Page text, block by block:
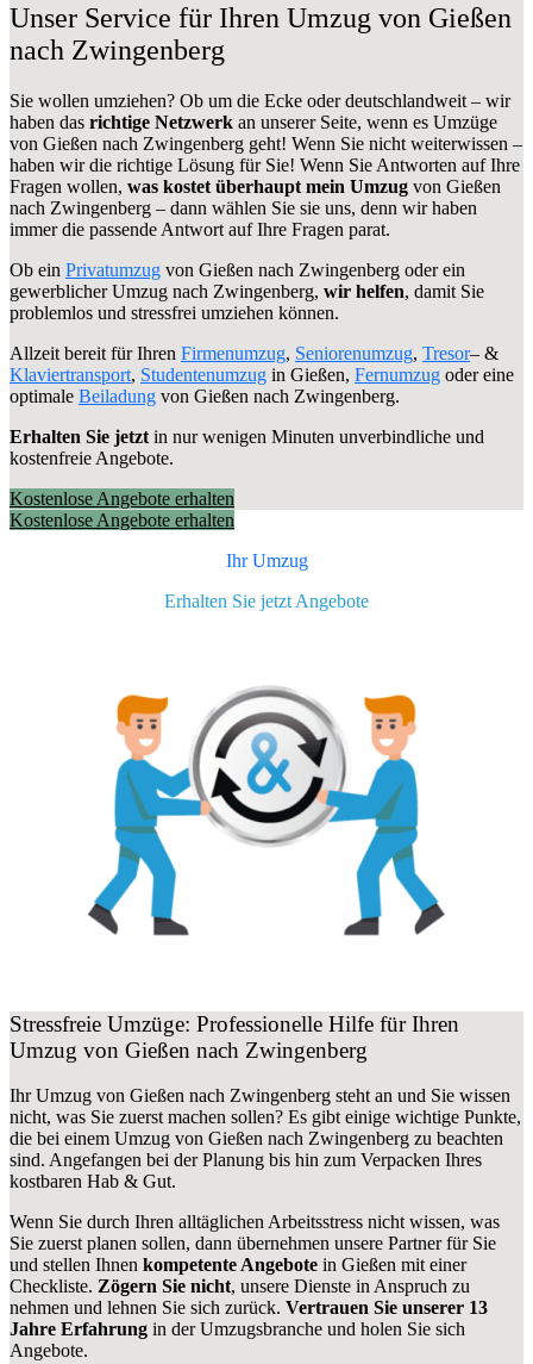
Unser Service für Ihren Umzug von Gießen
nach Zwingenberg
Sie wollen umziehen? Ob um die Ecke oder deutschlandweit – wir
haben das richtige Netzwerk an unserer Seite, wenn es Umzüge
von Gießen nach Zwingenberg geht! Wenn Sie nicht weiterwissen –
haben wir die richtige Lösung für Sie! Wenn Sie Antworten auf Ihre
Fragen wollen, was kostet überhaupt mein Umzug von Gießen
nach Zwingenberg – dann wählen Sie sie uns, denn wir haben
immer die passende Antwort auf Ihre Fragen parat.
Ob ein Privatumzug von Gießen nach Zwingenberg oder ein
gewerblicher Umzug nach Zwingenberg, wir helfen, damit Sie
problemlos und stressfrei umziehen können.
Allzeit bereit für Ihren Firmenumzug, Seniorenumzug, Tresor– &
Klaviertransport, Studentenumzug in Gießen, Fernumzug oder eine
optimale Beiladung von Gießen nach Zwingenberg.
Erhalten Sie jetzt in nur wenigen Minuten unverbindliche und
kostenfreie Angebote.
Kostenlose Angebote erhalten
Kostenlose Angebote erhalten
Ihr Umzug
Erhalten Sie jetzt Angebote
Stressfreie Umzüge: Professionelle Hilfe für Ihren
Umzug von Gießen nach Zwingenberg
Ihr Umzug von Gießen nach Zwingenberg steht an und Sie wissen
nicht, was Sie zuerst machen sollen? Es gibt einige wichtige Punkte,
die bei einem Umzug von Gießen nach Zwingenberg zu beachten
sind. Angefangen bei der Planung bis hin zum Verpacken Ihres
kostbaren Hab & Gut.
Wenn Sie durch Ihren alltäglichen Arbeitsstress nicht wissen, was
Sie zuerst planen sollen, dann übernehmen unsere Partner für Sie
und stellen Ihnen kompetente Angebote in Gießen mit einer
Checkliste. Zögern Sie nicht, unsere Dienste in Anspruch zu
nehmen und lehnen Sie sich zurück. Vertrauen Sie unserer 13
Jahre Erfahrung in der Umzugsbranche und holen Sie sich
Angebote.